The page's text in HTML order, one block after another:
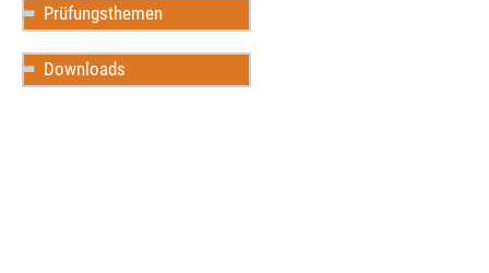
Prüfungsthemen
Downloads